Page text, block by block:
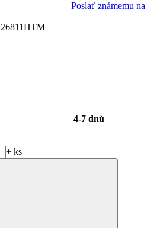
Poslať známemu na
26811HTM
4-7 dnů
+ ks